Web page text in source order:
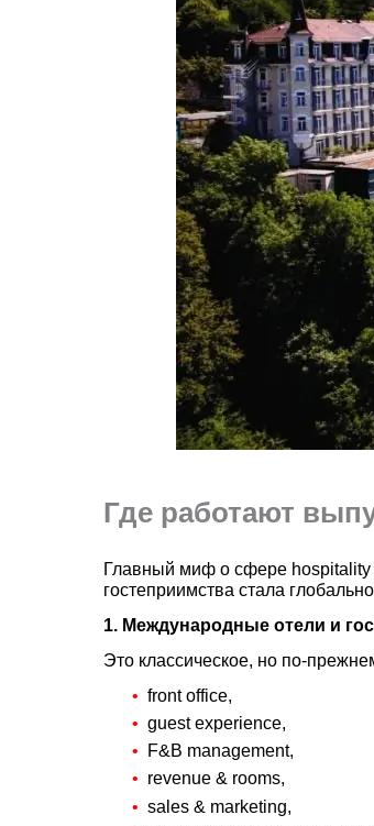
Где работают
Главный миф о сфере hospitality
гостеприимства стала
1. Международные отели и
Это классическое, но по-
front office,
guest experience,
F&B management,
revenue & rooms,
sales & marketing,